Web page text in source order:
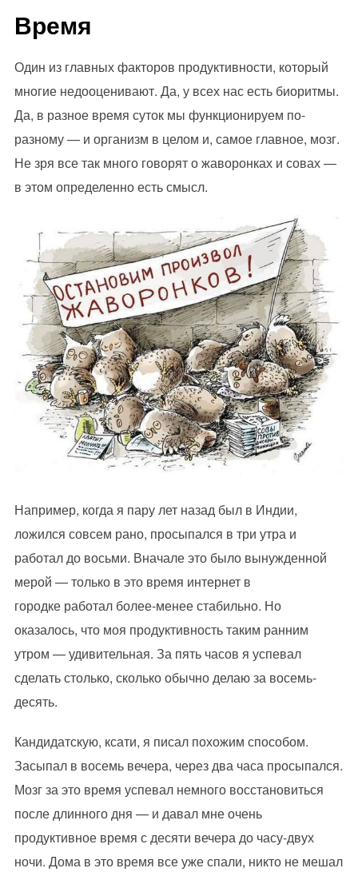
Время
Один из главных факторов продуктивности, который
многие недооценивают. Да, у всех нас есть биоритмы.
Да, в разное время суток мы функционируем по-
разному — и организм в целом и, самое главное, мозг.
Не зря все так много говорят о жаворонках и совах —
в этом определенно есть смысл.
Например, когда я пару лет назад был в Индии,
ложился совсем рано, просыпался в три утра и
работал до восьми. Вначале это было вынужденной
мерой — только в это время интернет в
городке работал более-менее стабильно. Но
оказалось, что моя продуктивность таким ранним
утром — удивительная. За пять часов я успевал
сделать столько, сколько обычно делаю за восемь-
десять.
Кандидатскую, ксати, я писал похожим способом.
Засыпал в восемь вечера, через два часа просыпался.
Мозг за это время успевал немного восстановиться
после длинного дня — и давал мне очень
продуктивное время с десяти вечера до часу-двух
ночи. Дома в это время все уже спали, никто не мешал